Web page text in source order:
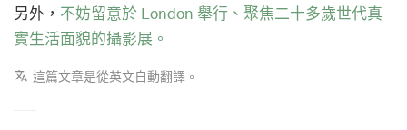
另外， 不妨留意於 London 舉行、聚焦二十多歲世代真
實生活面貌的攝影展。
這篇文章是從英文自動翻譯。